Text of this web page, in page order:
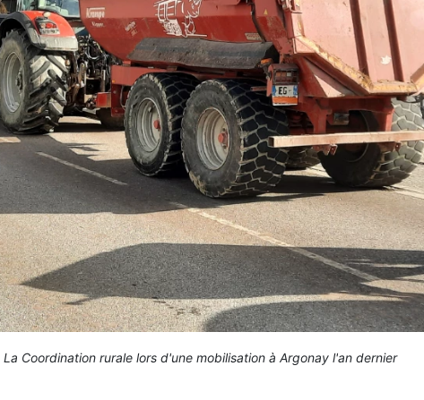
La Coordination rurale lors d'une mobilisation à Argonay l'an dernier